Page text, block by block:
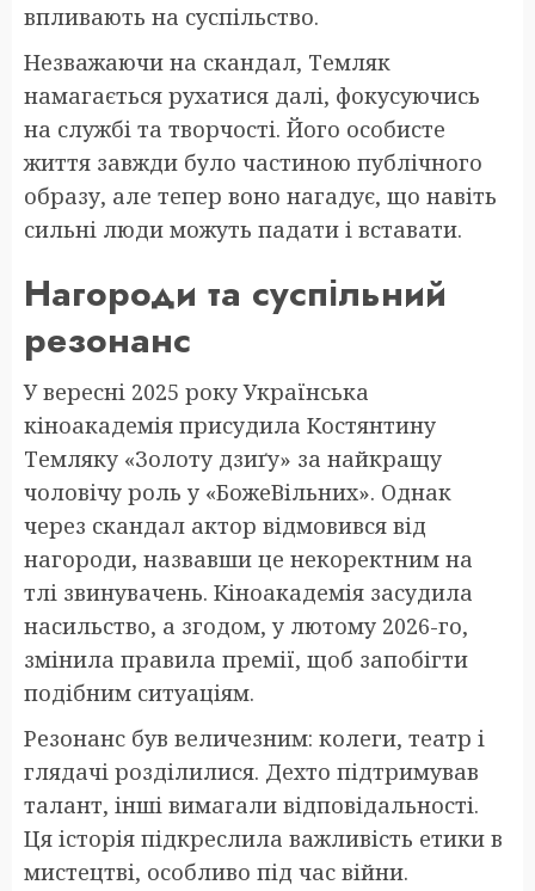
впливають на суспільство.
Незважаючи на скандал, Темляк
намагається рухатися далі, фокусуючись
на службі та творчості. Його особисте
життя завжди було частиною публічного
образу, але тепер воно нагадує, що навіть
сильні люди можуть падати і вставати.
Нагороди та суспільний
резонанс
У вересні 2025 року Українська
кіноакадемія присудила Костянтину
Темляку «Золоту дзиґу» за найкращу
чоловічу роль у «БожеВільних». Однак
через скандал актор відмовився від
нагороди, назвавши це некоректним на
тлі звинувачень. Кіноакадемія засудила
насильство, а згодом, у лютому 2026-го,
змінила правила премії, щоб запобігти
подібним ситуаціям.
Резонанс був величезним: колеги, театр і
глядачі розділилися. Дехто підтримував
талант, інші вимагали відповідальності.
Ця історія підкреслила важливість етики в
мистецтві, особливо під час війни.